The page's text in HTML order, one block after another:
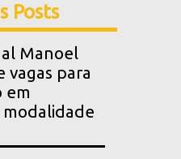
Posts
Manoel
vagas para
em
modalidade